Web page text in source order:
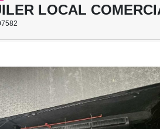
LOCAL